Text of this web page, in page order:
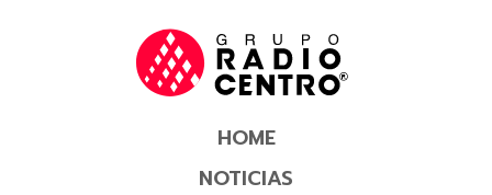
HOME
NOTICIAS